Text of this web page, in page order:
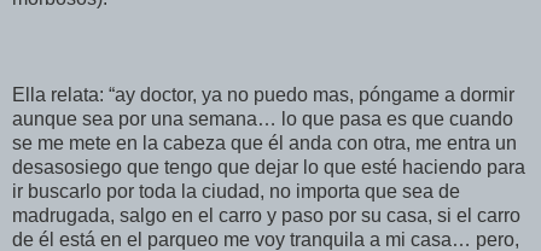
Ella relata: “ay doctor, ya no puedo mas, póngame a dormir
aunque sea por una semana… lo que pasa es que cuando
se me mete en la cabeza que él anda con otra, me entra un
desasosiego que tengo que dejar lo que esté haciendo para
ir buscarlo por toda la ciudad, no importa que sea de
madrugada, salgo en el carro y paso por su casa, si el carro
de él está en el parqueo me voy tranquila a mi casa… pero,